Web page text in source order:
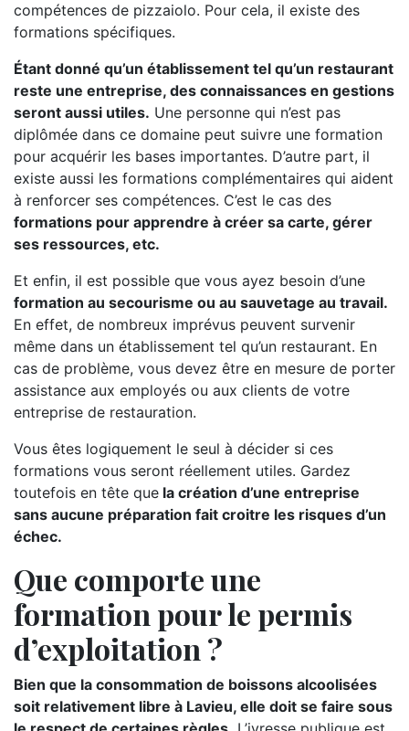
compétences de pizzaiolo. Pour cela, il existe des
formations spécifiques.
Étant donné qu’un établissement tel qu’un restaurant
reste une entreprise, des connaissances en gestions
seront aussi utiles. Une personne qui n’est pas
diplômée dans ce domaine peut suivre une formation
pour acquérir les bases importantes. D’autre part, il
existe aussi les formations complémentaires qui aident
à renforcer ses compétences. C’est le cas des
formations pour apprendre à créer sa carte, gérer
ses ressources, etc.
Et enfin, il est possible que vous ayez besoin d’une
formation au secourisme ou au sauvetage au travail.
En effet, de nombreux imprévus peuvent survenir
même dans un établissement tel qu’un restaurant. En
cas de problème, vous devez être en mesure de porter
assistance aux employés ou aux clients de votre
entreprise de restauration.
Vous êtes logiquement le seul à décider si ces
formations vous seront réellement utiles. Gardez
toutefois en tête que la création d’une entreprise
sans aucune préparation fait croitre les risques d’un
échec.
Que comporte une
formation pour le permis
d’exploitation ?
Bien que la consommation de boissons alcoolisées
soit relativement libre à Lavieu, elle doit se faire sous